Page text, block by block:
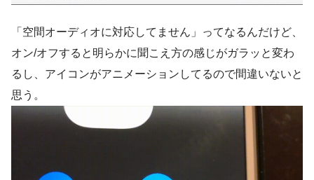
「空間オーディオに対応してません」ってなるんだけど、
オン/オフすると明らかに聞こえ方の感じがガラッと変わ
るし、アイコンがアニメーションしてるので間違いないと
思う。